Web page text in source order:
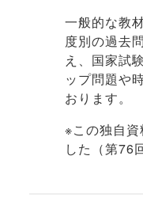
一般的な教
度別の過去
え、国家試
ップ問題や
おります。
※この独自資
した（第76